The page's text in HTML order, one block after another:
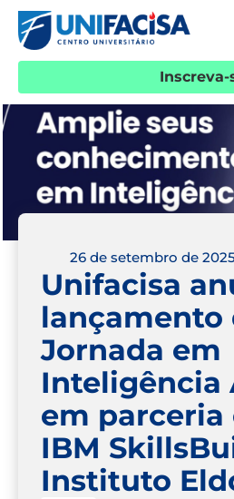
Inscreva-
26 de setembro de 2025
Unifacisa
lançamento
Jornada em
Inteligência
em parceria
IBM
Instituto